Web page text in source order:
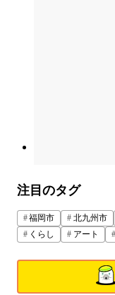
注目のタグ
福岡市 北九州市
くらし
アート